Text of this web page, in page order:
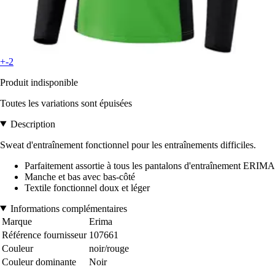
+-2
Produit indisponible
Toutes les variations sont épuisées
Description
Sweat d'entraînement fonctionnel pour les entraînements difficiles.
Parfaitement assortie à tous les pantalons d'entraînement ERIMA
Manche et bas avec bas-côté
Textile fonctionnel doux et léger
Informations complémentaires
Marque
Erima
Référence fournisseur 107661
Couleur
noir/rouge
Couleur dominante
Noir